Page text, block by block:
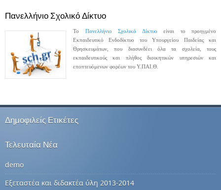
Πανελλήνιο Σχολικό Δίκτυο
Το Πανελλήνιο Σχολικό Δίκτυο
είναι το προηγμένο
Εκπαιδευτικό Ενδοδίκτυο του Υπουργείου Παιδείας και
Θρησκευμάτων,
που διασυνδέει όλα τα σχολεία, τους
εκπαιδευτικούς και πλήθος διοικητικών υπηρεσιών και
εποπτευόμενων φορέων του Υ.ΠAI.Θ
Δημοφιλείς Ετικέτες
Τελευταία Νέα
demo
Εξεταστέα και διδακτέα ύλη 2013-2014